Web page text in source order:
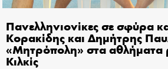
Πανελληνιονίκες σε σφύρα
Κορακίδης και Δημήτρης
«Μητρόπολη» στα αθλήματα
Κιλκίς